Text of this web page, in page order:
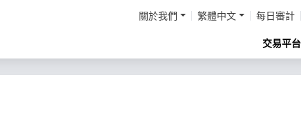
關於我們 繁體中文 每日審計
交易平台